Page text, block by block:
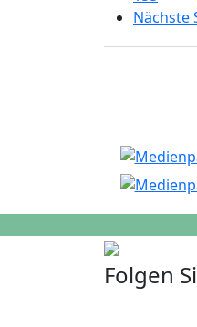
Nächste
Folgen